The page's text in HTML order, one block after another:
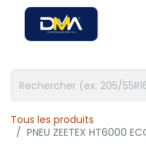
Tous les produits
PNEU ZEETEX HT6000